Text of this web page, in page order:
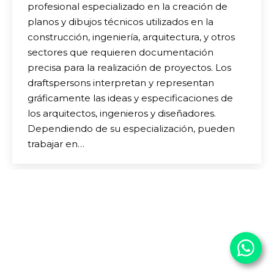
profesional especializado en la creación de
planos y dibujos técnicos utilizados en la
construcción, ingeniería, arquitectura, y otros
sectores que requieren documentación
precisa para la realización de proyectos. Los
draftspersons interpretan y representan
gráficamente las ideas y especificaciones de
los arquitectos, ingenieros y diseñadores.
Dependiendo de su especialización, pueden
trabajar en…